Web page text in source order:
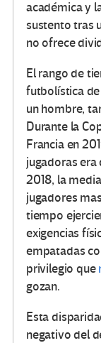
académica y
sustento tras
no ofrece
El rango de
futbolística de
un hombre,
Durante la
Francia en
jugadoras era
2018, la
jugadores
tiempo
exigencias
empatadas
privilegio que
gozan.
Esta
negativo del